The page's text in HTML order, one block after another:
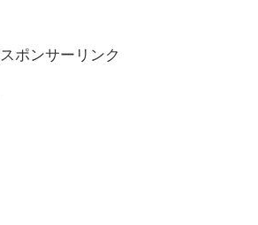
スポンサーリンク